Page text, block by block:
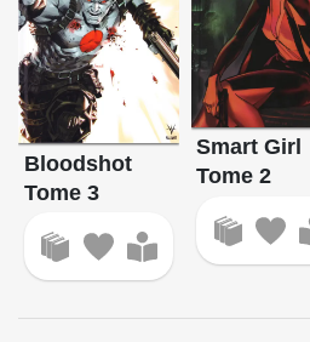
Bloodshot
Tome 3
Smart Girl
Tome 2